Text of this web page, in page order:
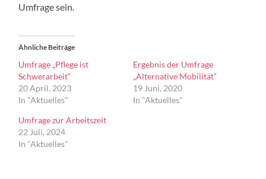
Umfrage sein.
Ähnliche Beiträge
Umfrage „Pflege ist
Schwerarbeit“
20 April, 2023
In "Aktuelles"
Ergebnis der Umfrage
„Alternative Mobilität“
19 Juni, 2020
In "Aktuelles"
Umfrage zur Arbeitszeit
22 Juli, 2024
In "Aktuelles"